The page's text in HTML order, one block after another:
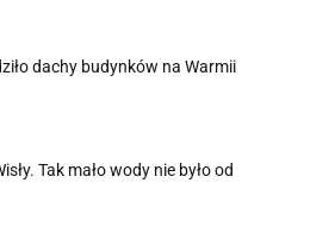
dachy budynków na Warmii
Tak mało wody nie było od